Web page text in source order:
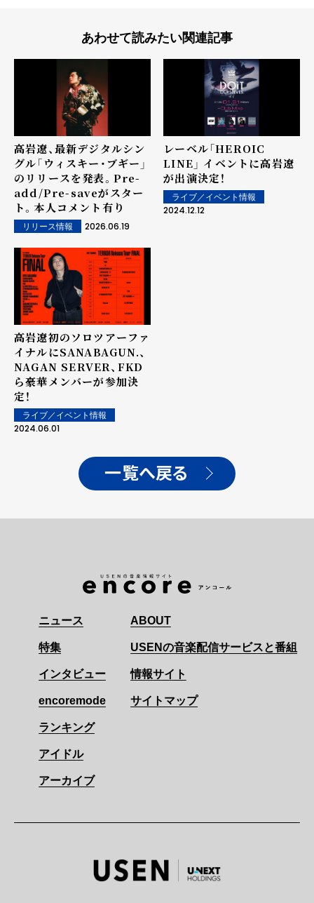
あわせて読みたい関連記事
高岩遼、最新デジタルシン
グル「ウィスキー・ブギー」
のリリースを発表。Pre-
add/Pre-saveがスター
ト。本人コメント有り
リリース情報 2026.06.19
レーベル「HEROIC
LINE」 イベントに高岩遼
が出演決定！
ライブ／イベント情報
2024.12.12
高岩遼初のソロツアーファ
イナルにSANABAGUN.、
NAGAN SERVER、FKD
ら豪華メンバーが参加決
定！
ライブ／イベント情報
2024.06.01
一覧へ戻る
ニュース
特集
インタビュー
encoremode
ランキング
アイドル
アーカイブ
ABOUT
USENの音楽配信サービスと番組
情報サイト
サイトマップ